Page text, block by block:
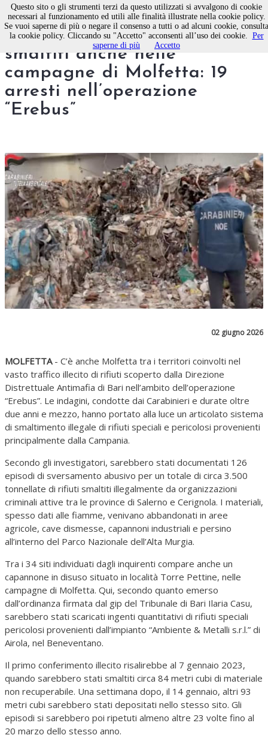
Rifiuti dalla Campania
smaltiti anche nelle
campagne di Molfetta: 19
arresti nell’operazione
“Erebus”
02 giugno 2026
MOLFETTA- C’è anche Molfetta tra i territori coinvolti nel
vasto traffico illecito di rifiuti scoperto dalla Direzione
Distrettuale Antimafia di Bari nell’ambito dell’operazione
“Erebus”. Le indagini, condotte dai Carabinieri e durate oltre
due anni e mezzo, hanno portato alla luce un articolato sistema
di smaltimento illegale di rifiuti speciali e pericolosi provenienti
principalmente dalla Campania.
Secondo gli investigatori, sarebbero stati documentati 126
episodi di sversamento abusivo per un totale di circa 3.500
tonnellate di rifiuti smaltiti illegalmente da organizzazioni
criminali attive tra le province di Salerno e Cerignola. I materiali,
spesso dati alle fiamme, venivano abbandonati in aree
agricole, cave dismesse, capannoni industriali e persino
all’interno del Parco Nazionale dell’Alta Murgia.
Tra i 34 siti individuati dagli inquirenti compare anche un
capannone in disuso situato in località Torre Pettine, nelle
campagne di Molfetta. Qui, secondo quanto emerso
dall’ordinanza firmata dal gip del Tribunale di Bari Ilaria Casu,
sarebbero stati scaricati ingenti quantitativi di rifiuti speciali
pericolosi provenienti dall’impianto “Ambiente & Metalli s.r.l.” di
Airola, nel Beneventano.
Il primo conferimento illecito risalirebbe al 7 gennaio 2023,
quando sarebbero stati smaltiti circa 84 metri cubi di materiale
non recuperabile. Una settimana dopo, il 14 gennaio, altri 93
metri cubi sarebbero stati depositati nello stesso sito. Gli
episodi si sarebbero poi ripetuti almeno altre 23 volte fino al
20 marzo dello stesso anno.
Questo sito o gli strumenti terzi da questo utilizzati si avvalgono di cookie
necessari al funzionamento ed utili alle finalità illustrate nella cookie policy.
Se vuoi saperne di più o negare il consenso a tutti o ad alcuni cookie, consulta
la cookie policy. Cliccando su "Accetto" acconsenti all’uso dei cookie. Per
saperne di più
Accetto